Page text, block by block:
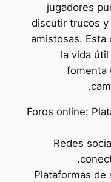
jugadores
discutir trucos
amistosas. Esta
la vida
fomenta
Foros online:
Redes
Plataformas de